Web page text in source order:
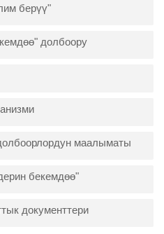
берүү"
долбоору
маалыматы
бекемдөө"
документтери